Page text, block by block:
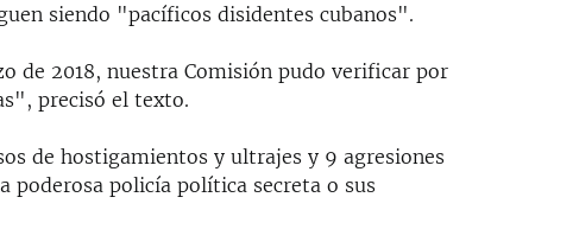
siendo "pacíficos disidentes cubanos".
de 2018, nuestra Comisión pudo verificar por
precisó el texto.
de hostigamientos y ultrajes y 9 agresiones
poderosa policía política secreta o sus